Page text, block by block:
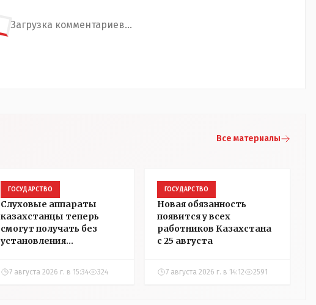
Загрузка комментариев...
Все материалы
ГОСУДАРСТВО
Слуховые аппараты
казахстанцы теперь
смогут получать без
установления
7 августа 2026 г. в 15:34 324
ГОСУДАРСТВО
Новая обязанность
появится у всех
работников Казахстана
с 25 августа
7 августа 2026 г. в 14:12 2591